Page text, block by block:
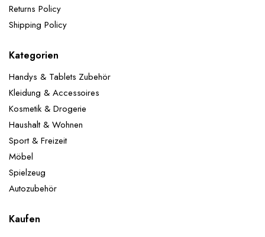
Returns Policy
Shipping Policy
Kategorien
Handys & Tablets Zubehör
Kleidung & Accessoires
Kosmetik & Drogerie
Haushalt & Wohnen
Sport & Freizeit
Möbel
Spielzeug
Autozubehör
Kaufen